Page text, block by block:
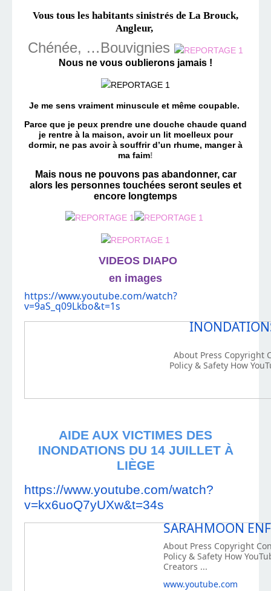
Vous tous les habitants sinistrés de La Brouck,
Angleur,
Chénée, …Bouvignies
Nous ne vous oublierons jamais !
Je me sens vraiment minuscule et même coupable.
Parce que je peux prendre une douche chaude quand
je rentre à la maison, avoir un lit moelleux pour
dormir, ne pas avoir à souffrir d’un rhume, manger à
ma faim!
Mais nous ne pouvons pas abandonner, car
alors les personnes touchées seront seules et
encore longtemps
VIDEOS DIAPO
en images
https://www.youtube.com/watch?
v=9aS_q09Lkbo&t=1s
About Press Copyright
Policy & Safety How
AIDE AUX VICTIMES DES
INONDATIONS DU 14 JUILLET À
LIÈGE
https://www.youtube.com/watch?
v=kx6uoQ7yUXw&t=34s
SARAHMOON
About Press Copyright
Policy & Safety How
Creators ...
www.youtube.com